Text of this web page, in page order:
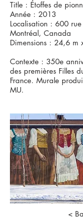
Title : Étoffes de
Année : 2013
Localisation : 600
Montréal, Canada
Dimensions : 24,6 m
Contexte : 350e
des premières Filles
France. Murale
MU.
<